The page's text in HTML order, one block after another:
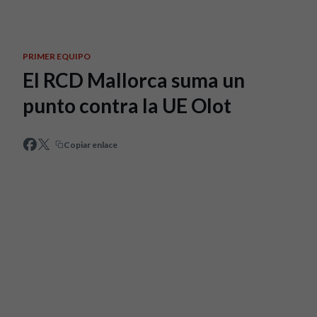
PRIMER EQUIPO
El RCD Mallorca suma un
punto contra la UE Olot
Copiar enlace